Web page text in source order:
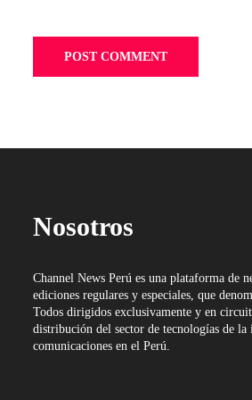
Nosotros
Channel News Perú es una plataforma de
ediciones regulares y especiales, que
Todos dirigidos exclusivamente y en
distribución del sector de tecnologías de
comunicaciones en el Perú.